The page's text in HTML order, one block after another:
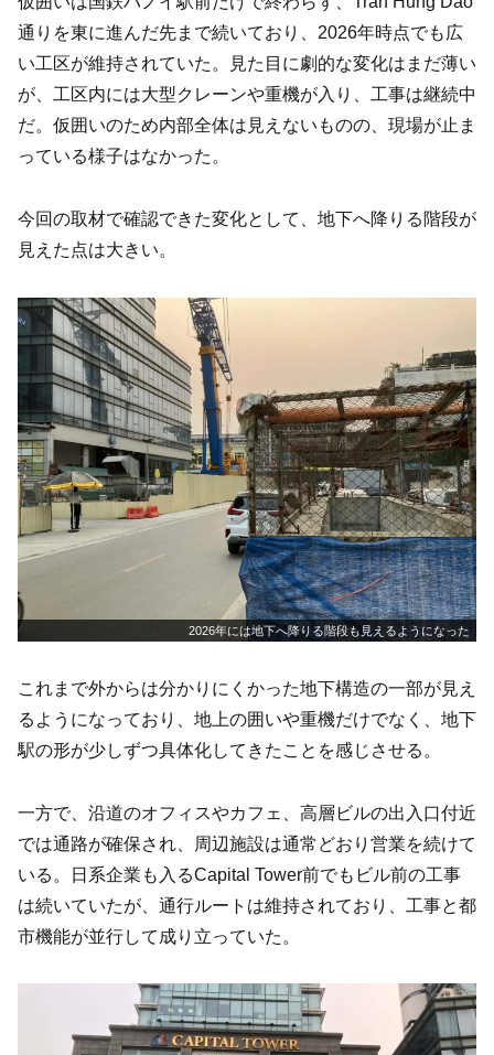
通りを東に進んだ先まで続いており、2026年時点でも広
い工区が維持されていた。見た目に劇的な変化はまだ薄い
が、工区内には大型クレーンや重機が入り、工事は継続中
だ。仮囲いのため内部全体は見えないものの、現場が止ま
っている様子はなかった。
今回の取材で確認できた変化として、地下へ降りる階段が
見えた点は大きい。
2026年には地下へ降りる階段も見えるようになった
これまで外からは分かりにくかった地下構造の一部が見え
るようになっており、地上の囲いや重機だけでなく、地下
駅の形が少しずつ具体化してきたことを感じさせる。
一方で、沿道のオフィスやカフェ、高層ビルの出入口付近
では通路が確保され、周辺施設は通常どおり営業を続けて
いる。日系企業も入るCapital Tower前でもビル前の工事
は続いていたが、通行ルートは維持されており、工事と都
市機能が並行して成り立っていた。